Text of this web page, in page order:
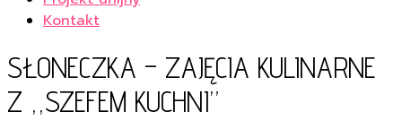
Kontakt
SŁONECZKA – ZAJĘCIA KULINARNE
Z ,,SZEFEM KUCHNI”